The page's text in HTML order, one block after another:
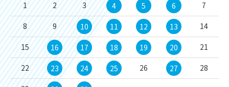
1 2 3 4 5 6 7
8 9 10 11 12 13 14
15 16 17 18 19 20 21
22 23 24 25 26 27 28